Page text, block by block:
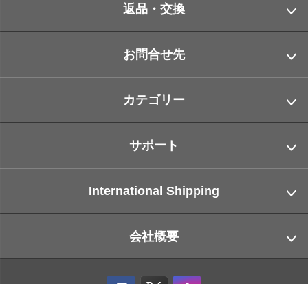
返品・交換
お問合せ先
カテゴリー
サポート
International Shipping
会社概要